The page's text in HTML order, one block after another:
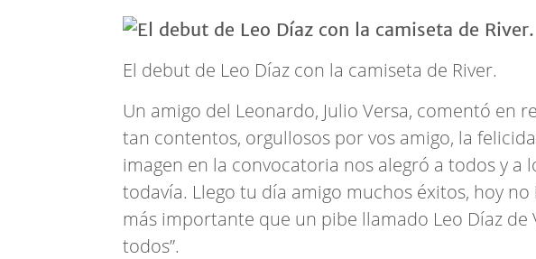
El debut de Leo Díaz con la camiseta de River.
Un amigo del Leonardo, Julio Versa, comentó en
tan contentos, orgullosos por vos amigo, la
imagen en la convocatoria nos alegró a todos y a
todavía. Llego tu día amigo muchos éxitos, hoy
más importante que un pibe llamado Leo Díaz de
todos”.